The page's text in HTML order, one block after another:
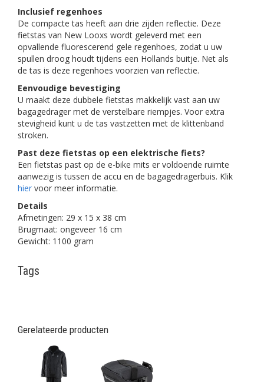
Inclusief regenhoes
De compacte tas heeft aan drie zijden reflectie. Deze
fietstas van New Looxs wordt geleverd met een
opvallende fluorescerend gele regenhoes, zodat u uw
spullen droog houdt tijdens een Hollands buitje. Net als
de tas is deze regenhoes voorzien van reflectie.
Eenvoudige bevestiging
U maakt deze dubbele fietstas makkelijk vast aan uw
bagagedrager met de verstelbare riempjes. Voor extra
stevigheid kunt u de tas vastzetten met de klittenband
stroken.
Past deze fietstas op een elektrische fiets?
Een fietstas past op de e-bike mits er voldoende ruimte
aanwezig is tussen de accu en de bagagedragerbuis. Klik
hier voor meer informatie.
Details
Afmetingen: 29 x 15 x 38 cm
Brugmaat: ongeveer 16 cm
Gewicht: 1100 gram
Tags
Gerelateerde producten